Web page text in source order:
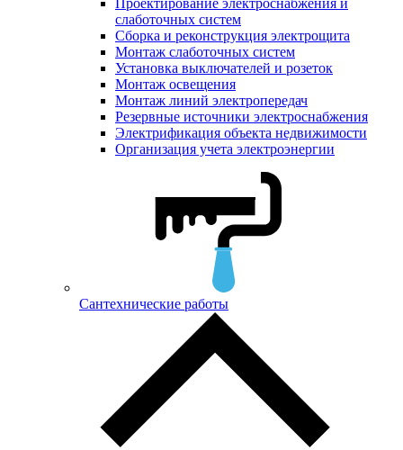
Проектирование электроснабжения и
слаботочных систем
Сборка и реконструкция электрощита
Монтаж слаботочных систем
Установка выключателей и розеток
Монтаж освещения
Монтаж линий электропередач
Резервные источники электроснабжения
Электрификация объекта недвижимости
Организация учета электроэнергии
Сантехнические работы